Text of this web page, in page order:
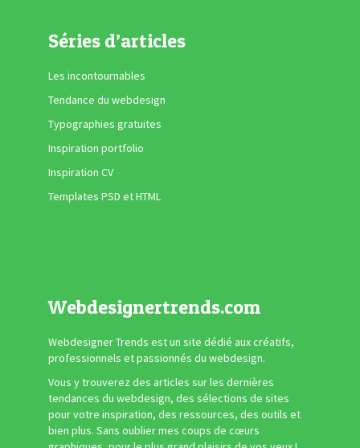
Séries d’articles
Les incontournables
Tendance du webdesign
Typographies gratuites
Inspiration portfolio
Inspiration CV
Templates PSD et HTML
Webdesignertrends.com
Webdesigner Trends est un site dédié aux créatifs,
professionnels et passionnés du webdesign.
Vous y trouverez des articles sur les dernières
tendances du webdesign, des sélections de sites
pour votre inspiration, des ressources, des outils et
bien plus. Sans oublier mes coups de cœurs